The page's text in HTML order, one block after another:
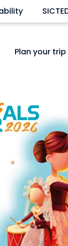
Plan your trip